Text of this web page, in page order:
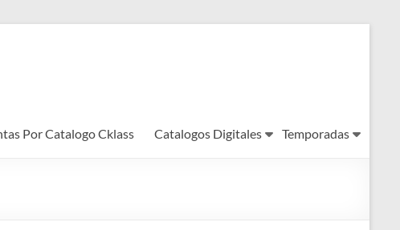
Por Catalogo Cklass Catalogos Digitales Temporadas